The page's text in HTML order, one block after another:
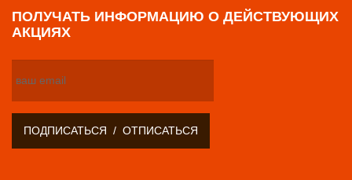
ПОЛУЧАТЬ ИНФОРМАЦИЮ О ДЕЙСТВУЮЩИХ
АКЦИЯХ